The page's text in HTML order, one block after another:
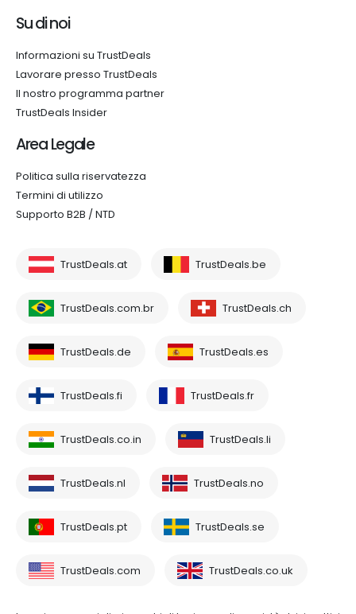
Su di noi
Informazioni su TrustDeals
Lavorare presso TrustDeals
Il nostro programma partner
TrustDeals Insider
Area Legale
Politica sulla riservatezza
Termini di utilizzo
Supporto B2B / NTD
TrustDeals.at TrustDeals.be
TrustDeals.com.br TrustDeals.ch
TrustDeals.de TrustDeals.es
TrustDeals.fi TrustDeals.fr
TrustDeals.co.in TrustDeals.li
TrustDeals.nl TrustDeals.no
TrustDeals.pt TrustDeals.se
TrustDeals.com TrustDeals.co.uk